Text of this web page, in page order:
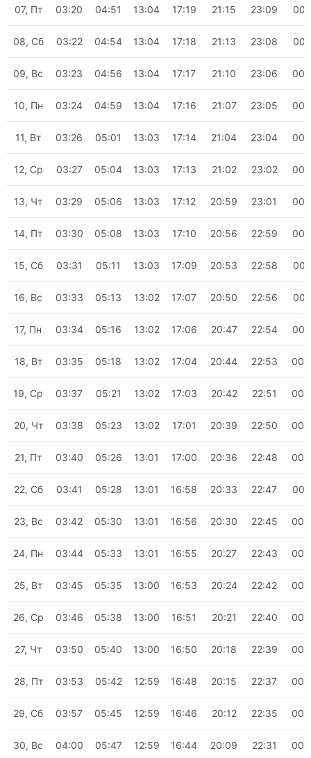
07, Пт 03:20 04:51 13:04 17:19 21:15 23:09
08, Сб 03:22 04:54 13:04 17:18 21:13 23:08
09, Вс 03:23 04:56 13:04 17:17 21:10 23:06
10, Пн 03:24 04:59 13:04 17:16 21:07 23:05
11, Вт 03:26 05:01 13:03 17:14 21:04 23:04
12, Ср 03:27 05:04 13:03 17:13 21:02 23:02
13, Чт 03:29 05:06 13:03 17:12 20:59 23:01
14, Пт 03:30 05:08 13:03 17:10 20:56 22:59
15, Сб 03:31 05:11 13:03 17:09 20:53 22:58
16, Вс 03:33 05:13 13:02 17:07 20:50 22:56
17, Пн 03:34 05:16 13:02 17:06 20:47 22:54
18, Вт 03:35 05:18 13:02 17:04 20:44 22:53
19, Ср 03:37 05:21 13:02 17:03 20:42 22:51
20, Чт 03:38 05:23 13:02 17:01 20:39 22:50
21, Пт 03:40 05:26 13:01 17:00 20:36 22:48
22, Сб 03:41 05:28 13:01 16:58 20:33 22:47
23, Вс 03:42 05:30 13:01 16:56 20:30 22:45
24, Пн 03:44 05:33 13:01 16:55 20:27 22:43
25, Вт 03:45 05:35 13:00 16:53 20:24 22:42
26, Ср 03:46 05:38 13:00 16:51 20:21 22:40
27, Чт 03:50 05:40 13:00 16:50 20:18 22:39
28, Пт 03:53 05:42 12:59 16:48 20:15 22:37
29, Сб 03:57 05:45 12:59 16:46 20:12 22:35
30, Вс 04:00 05:47 12:59 16:44 20:09 22:31